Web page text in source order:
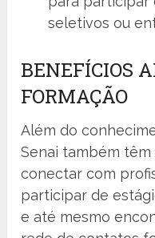
seletivos ou
BENEFÍCIOS
FORMAÇÃO
Além do
Senai também
conectar com
participar de
e até mesmo